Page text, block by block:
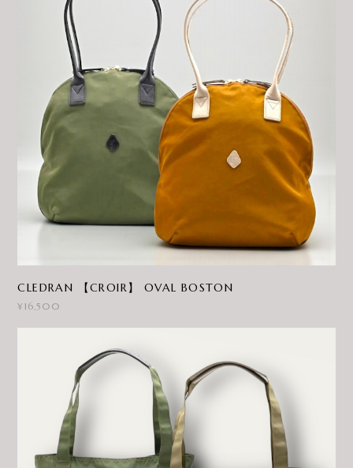
CLEDRAN 【CROIR】 OVAL BOSTON
¥16,500